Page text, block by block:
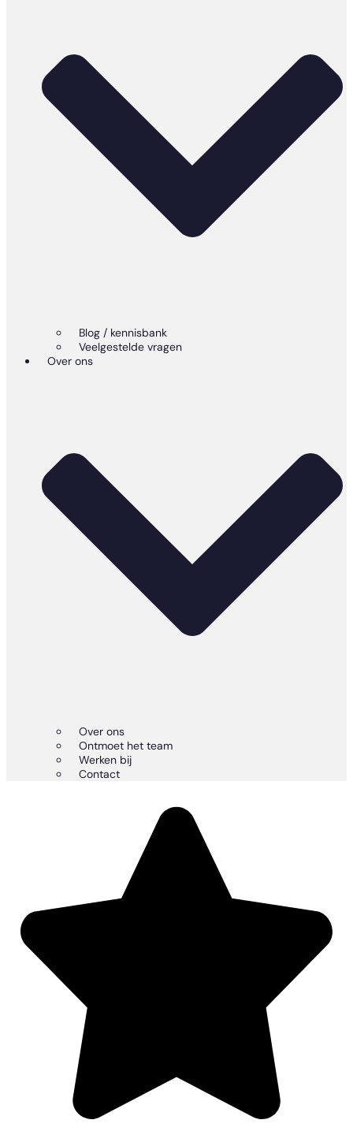
Blog / kennisbank
Veelgestelde vragen
Over ons
Over ons
Ontmoet het team
Werken bij
Contact